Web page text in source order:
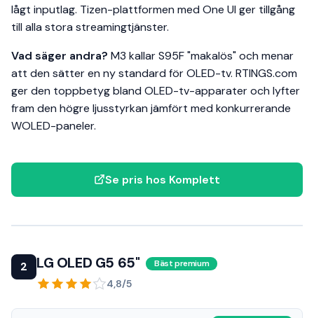
lågt inputlag. Tizen-plattformen med One UI ger tillgång
till alla stora streamingtjänster.
Vad säger andra? M3 kallar S95F "makalös" och menar
att den sätter en ny standard för OLED-tv. RTINGS.com
ger den toppbetyg bland OLED-tv-apparater och lyfter
fram den högre ljusstyrkan jämfört med konkurrerande
WOLED-paneler.
Se pris hos Komplett
2 LG OLED G5 65" Bäst premium
4,8/5